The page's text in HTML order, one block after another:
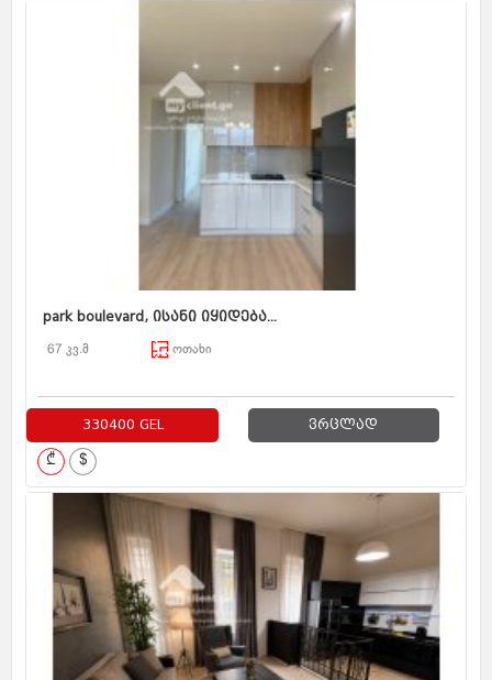
park boulevard, ისანი იყიდება...
67 კვ.მ ოთახი
330400 GEL ვრცლად
₾ $